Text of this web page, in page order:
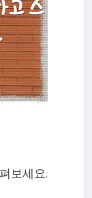
보세요.